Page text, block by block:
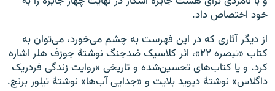
خود اختصاص داد.
از دیگر آثاری که در این فهرست به چشم می‌خورد، می‌توان به
کتاب «تبصره ۲۲»، اثر کلاسیک ضدجنگ نوشتهٔ جوزف هلر اشاره
کرد. و یا کتاب‌های تحسین‌شده و تاریخی «روایت زندگی فردریک
داگلاس» نوشتهٔ دیوید بلایت و «جدایی آب‌ها» نوشتهٔ تیلور برنچ.